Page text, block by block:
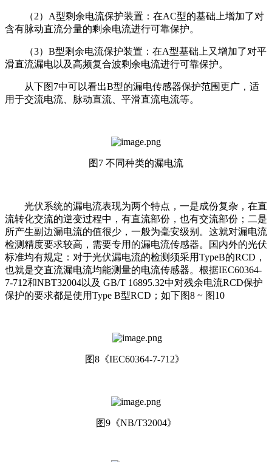
（2）A型剩余电流保护装置：在AC型的基础上增加了对
含有脉动直流分量的剩余电流进行可靠保护。
（3）B型剩余电流保护装置：在A型基础上又增加了对平
滑直流漏电以及高频复合波剩余电流进行可靠保护。
从下图7中可以看出B型的漏电传感器保护范围更广，适
用于交流电流、脉动直流、平滑直流电流等。
图7 不同种类的漏电流
光伏系统的漏电流表现为两个特点，一是成份复杂，在直
流转化交流的逆变过程中，有直流部份，也有交流部份；二是
所产生副边漏电流的值很少，一般为毫安级别。这就对漏电流
检测精度要求较高，需要专用的漏电流传感器。国内外的光伏
标准均有规定：对于光伏漏电流的检测须采用TypeB的RCD，
也就是交直流漏电流均能测量的电流传感器。根据IEC60364-
7-712和NBT32004以及 GB/T 16895.32中对残余电流RCD保护
保护的要求都是使用Type B型RCD；如下图8 ~ 图10
图8《IEC60364-7-712》
图9《NB/T32004》